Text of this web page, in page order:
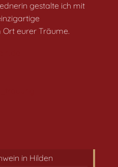
gestalte ich mit
eurer Träume.
in Hilden